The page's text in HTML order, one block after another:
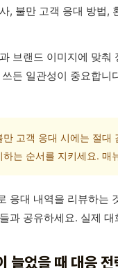
, 불만 고객 응대 방법,
브랜드 이미지에 맞춰
든 일관성이 중요합니
만 고객 응대 시에는 절대
하는 순서를 지키세요. 매
응대 내역을 리뷰하는
과 공유하세요. 실제
늘었을 때 대응 전